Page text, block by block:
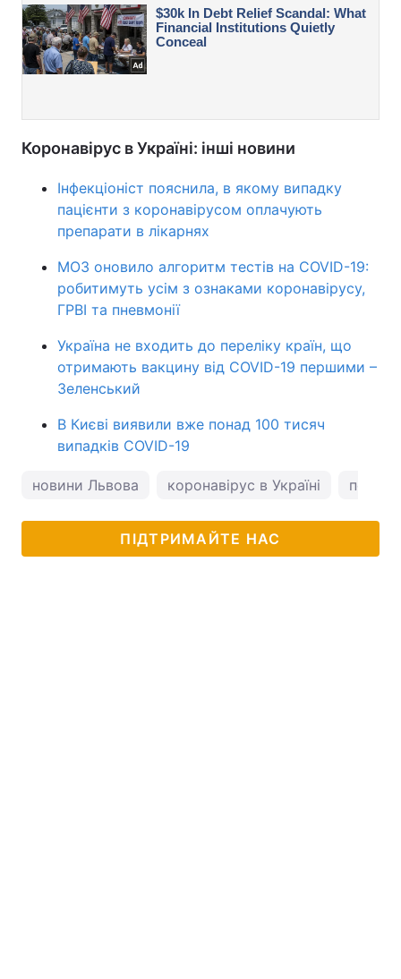
Коронавірус в Україні: інші новини
Інфекціоніст пояснила, в якому випадку
пацієнти з коронавірусом оплачують
препарати в лікарнях
МОЗ оновило алгоритм тестів на COVID-19:
робитимуть усім з ознаками коронавірусу,
ГРВІ та пневмонії
Україна не входить до переліку країн, що
отримають вакцину від COVID-19 першими –
Зеленський
В Києві виявили вже понад 100 тисяч
випадків COVID-19
новини Львова коронавірус в Україні
ПІДТРИМАЙТЕ НАС